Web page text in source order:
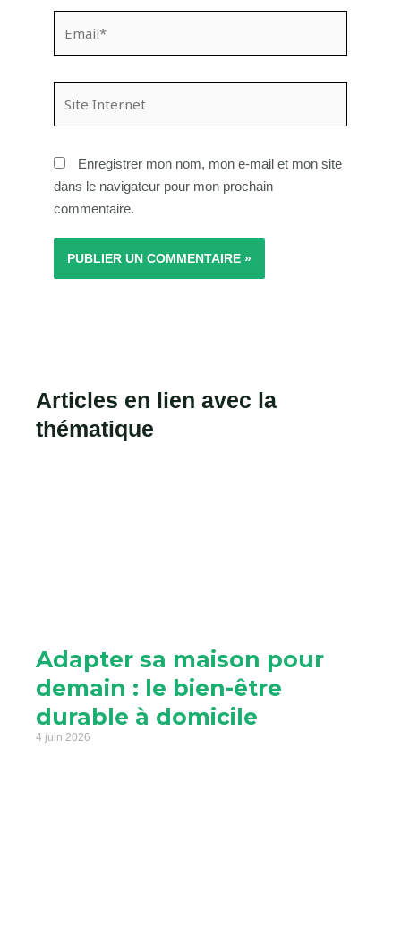
Enregistrer mon nom, mon e-mail et mon site
dans le navigateur pour mon prochain
commentaire.
Articles en lien avec la
thématique
Adapter sa maison pour
demain : le bien-être
durable à domicile
4 juin 2026